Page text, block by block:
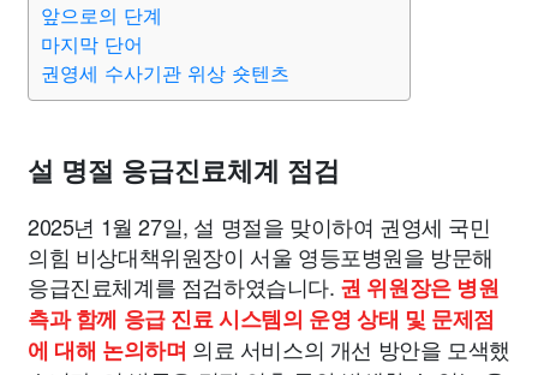
앞으로의 단계
마지막 단어
권영세 수사기관 위상 숏텐츠
설 명절 응급진료체계 점검
2025년 1월 27일, 설 명절을 맞이하여 권영세 국민
의힘 비상대책위원장이 서울 영등포병원을 방문해
응급진료체계를 점검하였습니다. 권 위원장은 병원
측과 함께 응급 진료 시스템의 운영 상태 및 문제점
에 대해 논의하며 의료 서비스의 개선 방안을 모색했